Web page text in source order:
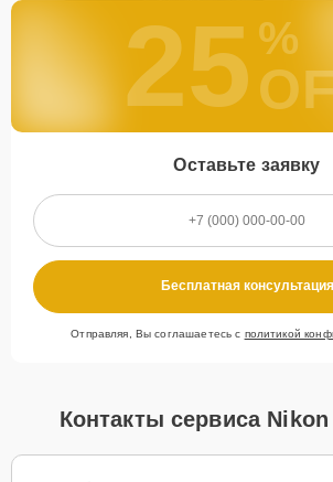
25 %
Оставьте заявку
Бесплатная консультация
Отправляя, Вы соглашаетесь с политикой
Контакты сервиса